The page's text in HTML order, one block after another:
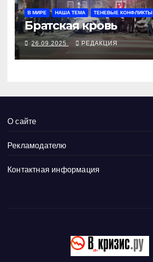
В МИРЕ НАША ТЕМА ТЕНЕВЫЕ КОНФЛИКТЫ
Братская кровь
26.09.2025 РЕДАКЦИЯ
О сайте
Рекламодателю
Контактная информация